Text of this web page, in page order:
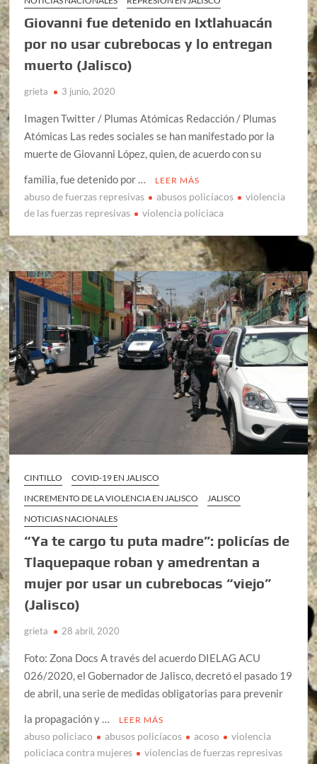
Giovanni fue detenido en Ixtlahuacán
por no usar cubrebocas y lo entregan
muerto (Jalisco)
grieta 3 junio, 2020
Imagen Twitter / Plumas Atómicas Redacción / Plumas
Atómicas Las redes sociales se han manifestado por la
muerte de Giovanni López, quien, de acuerdo con su
familia, fue detenido por …
LEER MÁS
abuso de fuerzas represivas abusos policíacos
violencia
de las fuerzas represivas
violencia policiaca
CINTILLO
COVID-19 EN JALISCO
INCREMENTO DE LA VIOLENCIA EN JALISCO
JALISCO
NOTICIAS NACIONALES
“Ya te cargo tu puta madre”: policías de
Tlaquepaque roban y amedrentan a
mujer por usar un cubrebocas “viejo”
(Jalisco)
grieta 28 abril, 2020
Foto: Zona Docs A través del acuerdo DIELAG ACU
026/2020, el Gobernador de Jalisco, decretó el pasado 19
de abril, una serie de medidas obligatorias para prevenir
la propagación y …
LEER MÁS
abuso policiaco abusos policíacos acoso
violencia
policiaca contra mujeres
violencias de fuerzas represivas